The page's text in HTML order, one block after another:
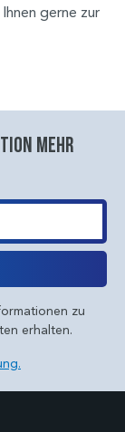
gerne zur
mehr
zu
erhalten.